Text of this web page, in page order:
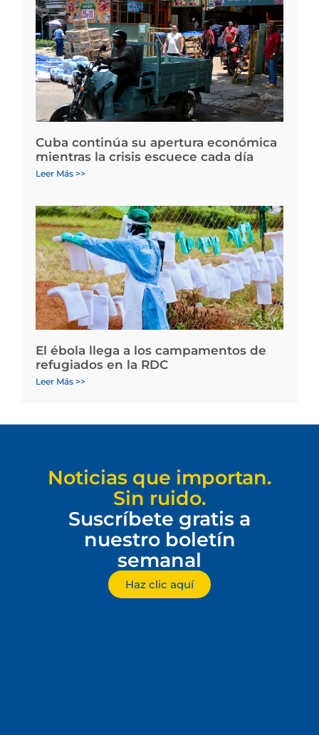
Cuba continúa su apertura económica
mientras la crisis escuece cada día
Leer Más >>
El ébola llega a los campamentos de
refugiados en la RDC
Leer Más >>
Noticias que importan.
Sin ruido.
Suscríbete gratis a
nuestro boletín
semanal
Haz clic aquí